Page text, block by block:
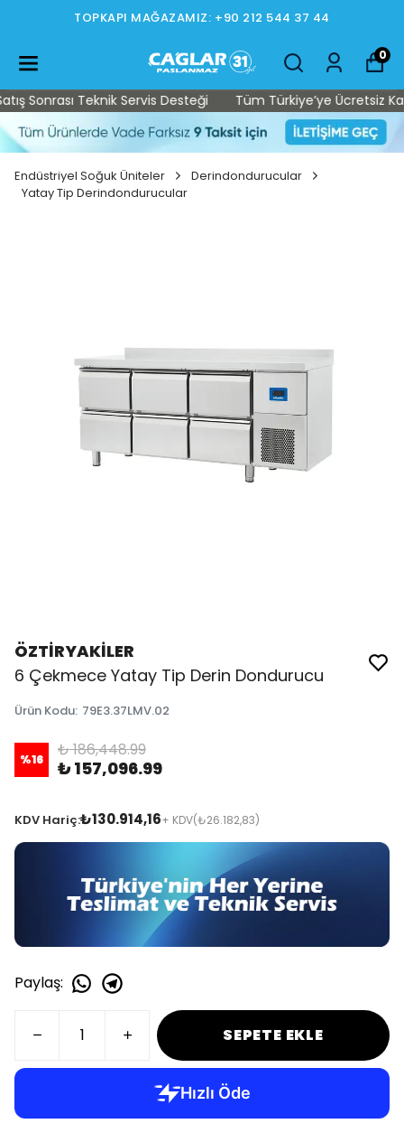
TOPKAPI MAĞAZAMIZ: +90 212 544 37 44
0
Sonrası Teknik Servis Desteği Tüm Türkiye’ye Ücretsiz
Endüstriyel Soğuk Üniteler
Derindondurucular
Yatay Tip Derindondurucular
ÖZTİRYAKİLER
6 Çekmece Yatay Tip Derin Dondurucu
Ürün Kodu: 79E3.37LMV.02
%16 ₺ 186,448.99
₺ 157,096.99
KDV Hariç:₺130.914,16+ KDV(₺26.182,83)
Paylaş:
SEPETE EKLE